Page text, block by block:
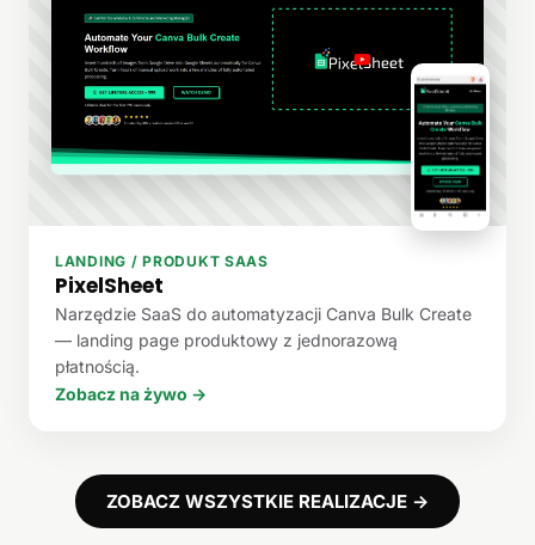
LANDING / PRODUKT SAAS
PixelSheet
Narzędzie SaaS do automatyzacji Canva Bulk Create
— landing page produktowy z jednorazową
płatnością.
Zobacz na żywo →
ZOBACZ WSZYSTKIE REALIZACJE →